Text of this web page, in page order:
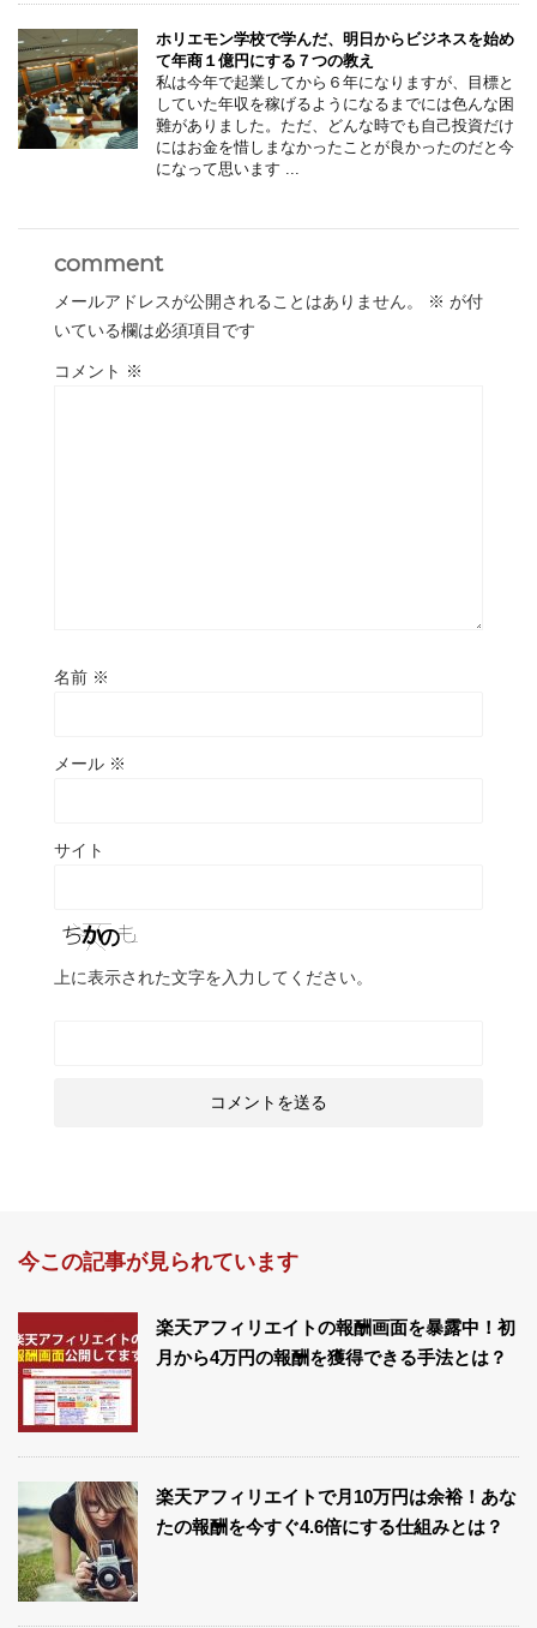
ホリエモン学校で学んだ、明日からビジネスを始め
て年商１億円にする７つの教え
私は今年で起業してから６年になりますが、目標と
していた年収を稼げるようになるまでには色んな困
難がありました。ただ、どんな時でも自己投資だけ
にはお金を惜しまなかったことが良かったのだと今
になって思います ...
comment
メールアドレスが公開されることはありません。 ※ が付
いている欄は必須項目です
コメント ※
名前 ※
メール ※
サイト
上に表示された文字を入力してください。
今この記事が見られています
楽天アフィリエイトの報酬画面を暴露中！初
月から4万円の報酬を獲得できる手法とは？
楽天アフィリエイトで月10万円は余裕！あな
たの報酬を今すぐ4.6倍にする仕組みとは？